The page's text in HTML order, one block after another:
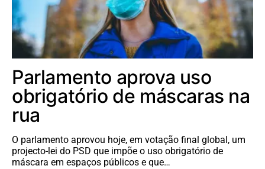
Parlamento aprova uso
obrigatório de máscaras na
rua
O parlamento aprovou hoje, em votação final global, um
projecto-lei do PSD que impõe o uso obrigatório de
máscara em espaços públicos e que…